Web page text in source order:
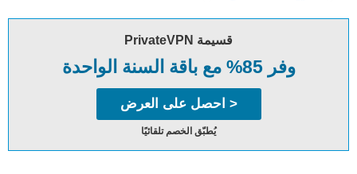
قسيمة PrivateVPN
وفر 85% مع باقة السنة الواحدة
< احصل على العرض
يُطبّق الخصم تلقائيًا